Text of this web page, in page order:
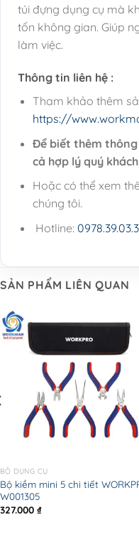
túi đựng dụng cụ mà
tốn không gian. Giúp
làm việc.
Thông tin liên hệ :
Tham khảo thêm
https://
Để biết thêm
cả hợp lý quý
Hoặc có thể xem
chúng tôi.
Hotline:
SẢN PHẨM LIÊN QUAN
BỘ DỤNG CỤ
Bộ kiềm mini 5 chi tiết
W001305
327.000 ₫